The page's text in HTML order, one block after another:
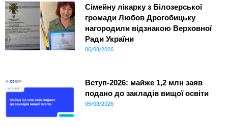
Сімейну лікарку з Білозерської
громади Любов Дрогобицьку
нагородили відзнакою Верховної
Ради України
06/08/2026
Вступ-2026: майже 1,2 млн заяв
подано до закладів вищої освіти
05/08/2026